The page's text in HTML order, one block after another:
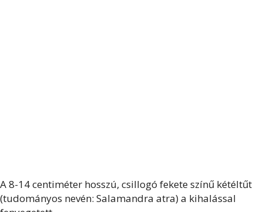
A 8-14 centiméter hosszú, csillogó fekete színű kétéltűt
(tudományos nevén: Salamandra atra) a kihalással